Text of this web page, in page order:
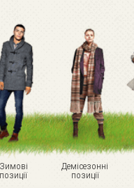
Зимові
позиції
Демісезонні
позиції